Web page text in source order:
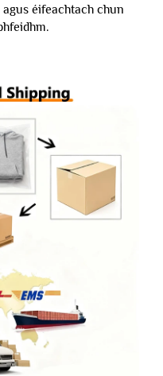
éifeachtach chun